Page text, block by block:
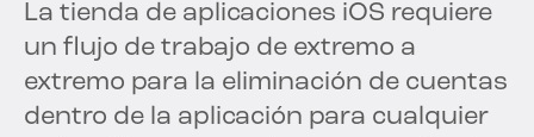
La tienda de aplicaciones iOS requiere
un flujo de trabajo de extremo a
extremo para la eliminación de cuentas
dentro de la aplicación para cualquier